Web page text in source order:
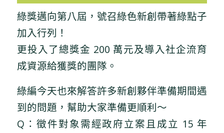
綠獎邁向第八屆，號召綠色新創帶著綠點子
加入行列！
更投入了總獎金 200 萬元及導入社企流育
成資源給獲獎的團隊。
綠編今天也來解答許多新創夥伴準備期間遇
到的問題，幫助大家準備更順利～
Q：徵件對象需經政府立案且成立 15 年